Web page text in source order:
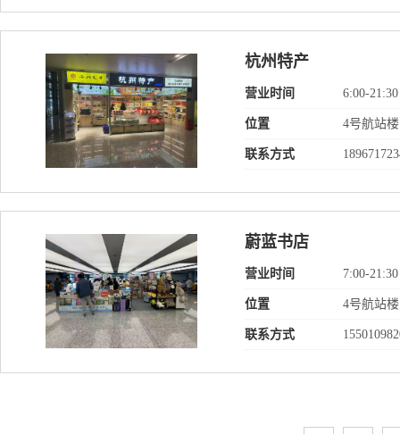
杭州特产
营业时间 6:00-21:30
位置 4号航站
联系方式
蔚蓝书店
营业时间 7:00-21:30
位置 4号航站
联系方式